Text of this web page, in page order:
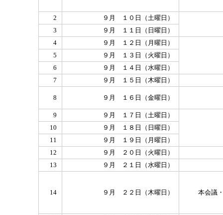
2
９月 １０日（土曜日）
3
９月 １１日（日曜日）
4
９月 １２日（月曜日）
5
９月 １３日（火曜日）
6
９月 １４日（水曜日）
7
９月 １５日（木曜日）
8 ９月 １６日（金曜日）
9
９月 １７日（土曜日）
10
９月 １８日（日曜日）
11
９月 １９日（月曜日）
12
９月 ２０日（火曜日）
13
９月 ２１日（水曜日）
14 ９月 ２２日（木曜日） 本会議